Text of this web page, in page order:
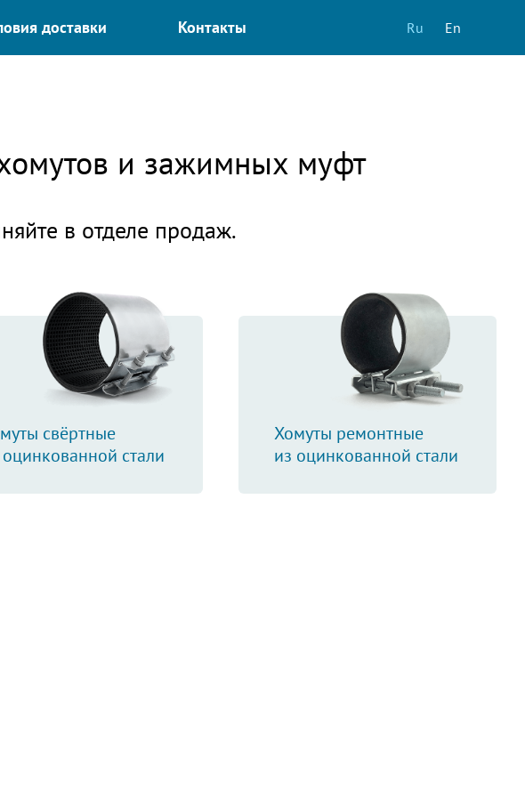
Ru En
доставки Контакты
и зажимных муфт
в отделе продаж.
свёртные
стали
Хомуты ремонтные
из оцинкованной стали